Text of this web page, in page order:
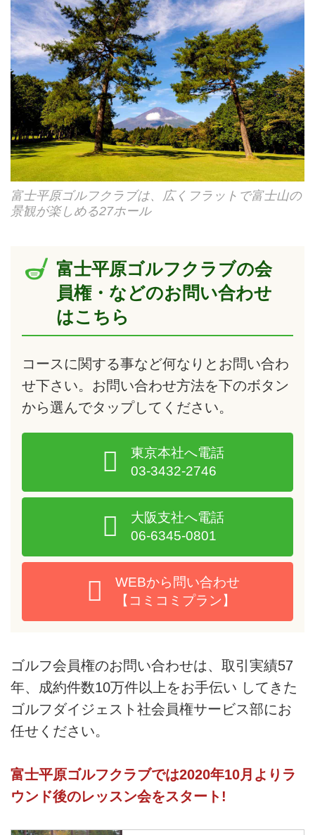
富士平原ゴルフクラブは、広くフラットで富士山の
景観が楽しめる27ホール
富士平原ゴルフクラブの会
員権・などのお問い合わせ
はこちら
コースに関する事など何なりとお問い合わ
せ下さい。お問い合わせ方法を下のボタン
から選んでタップしてください。
東京本社へ電話
03-3432-2746
大阪支社へ電話
06-6345-0801
WEBから問い合わせ
【コミコミプラン】
ゴルフ会員権のお問い合わせは、取引実績57
年、成約件数10万件以上をお手伝い してきた
ゴルフダイジェスト社会員権サービス部にお
任せください。
富士平原ゴルフクラブでは2020年10月よりラ
ウンド後のレッスン会をスタート!